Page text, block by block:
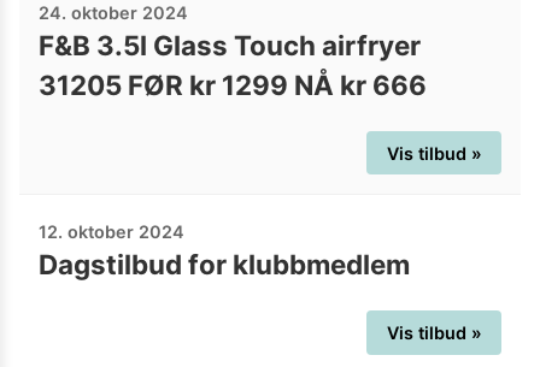
24. oktober 2024
F&B 3.5l Glass Touch airfryer
31205 FØR kr 1299 NÅ kr 666
Vis tilbud »
12. oktober 2024
Dagstilbud for klubbmedlem
Vis tilbud »